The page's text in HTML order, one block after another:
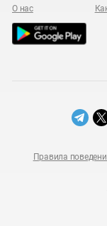
О нас
Правила